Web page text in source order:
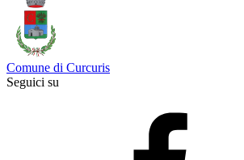
Comune di Curcuris
Seguici su